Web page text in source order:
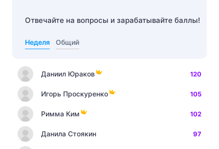
Отвечайте на вопросы и зарабатывайте баллы!
Неделя Общий
Даниил Юраков 120
Игорь Проскуренко 105
Римма Ким 102
Данила Стоякин 97